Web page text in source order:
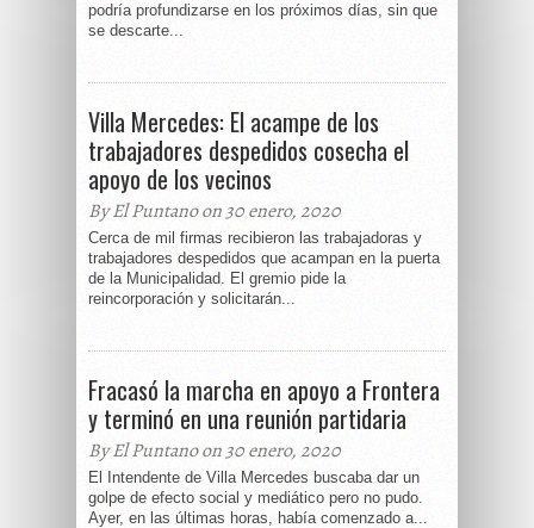
podría profundizarse en los próximos días, sin que
se descarte...
Villa Mercedes: El acampe de los
trabajadores despedidos cosecha el
apoyo de los vecinos
By El Puntano on 30 enero, 2020
Cerca de mil firmas recibieron las trabajadoras y
trabajadores despedidos que acampan en la puerta
de la Municipalidad. El gremio pide la
reincorporación y solicitarán...
Fracasó la marcha en apoyo a Frontera
y terminó en una reunión partidaria
By El Puntano on 30 enero, 2020
El Intendente de Villa Mercedes buscaba dar un
golpe de efecto social y mediático pero no pudo.
Ayer, en las últimas horas, había comenzado a...